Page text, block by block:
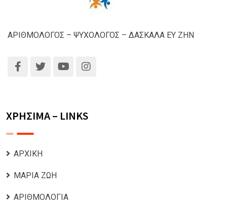
ΑΡΙΘΜΟΛΟΓΟΣ – ΨΥΧΟΛΟΓΟΣ – ΔΑΣΚΑΛΑ ΕΥ ΖΗΝ
ΧΡΗΣΙΜΑ – LINKS
ΑΡΧΙΚΗ
ΜΑΡΙΑ ΖΩΗ
ΑΡΙΘΜΟΛΟΓΙΑ